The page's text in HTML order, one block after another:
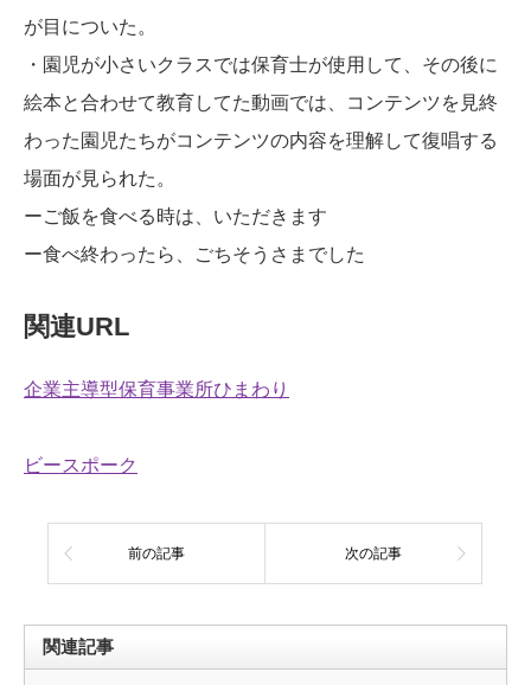
が目についた。
・園児が小さいクラスでは保育士が使用して、その後に
絵本と合わせて教育してた動画では、コンテンツを見終
わった園児たちがコンテンツの内容を理解して復唱する
場面が見られた。
ーご飯を食べる時は、いただきます
ー食べ終わったら、ごちそうさまでした
関連URL
企業主導型保育事業所ひまわり
ビースポーク
前の記事 次の記事
関連記事